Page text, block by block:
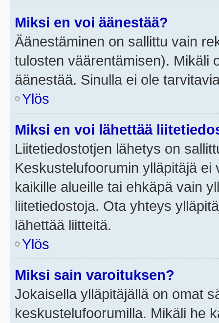
Miksi en voi äänestää?
Äänestäminen on sallittu vain
tulosten väärentämisen). Mikäli
äänestää. Sinulla ei ole
Ylös
Miksi en voi lähettää
Liitetiedostotjen lähetys on
Keskustelufoorumin ylläpitäjä
kaikille alueille tai ehkäpä vain
liitetiedostoja. Ota yhteys
lähettää liitteitä.
Ylös
Miksi sain varoituksen?
Jokaisella ylläpitäjällä on omat
keskustelufoorumilla. Mikäli he